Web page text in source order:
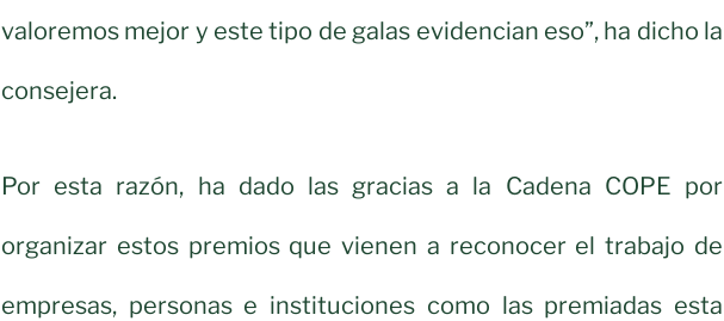
valoremos mejor y este tipo de galas evidencian eso”, ha dicho la
consejera.
Por esta razón, ha dado las gracias a la Cadena COPE por
organizar estos premios que vienen a reconocer el trabajo de
empresas, personas e instituciones como las premiadas esta